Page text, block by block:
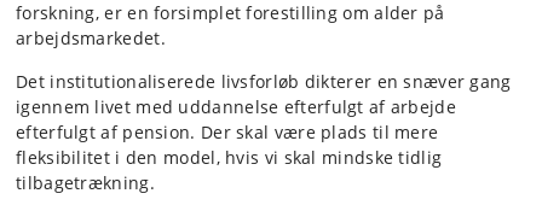
forskning, er en forsimplet forestilling om alder på
arbejdsmarkedet.
Det institutionaliserede livsforløb dikterer en snæver gang
igennem livet med uddannelse efterfulgt af arbejde
efterfulgt af pension. Der skal være plads til mere
fleksibilitet i den model, hvis vi skal mindske tidlig
tilbagetrækning.